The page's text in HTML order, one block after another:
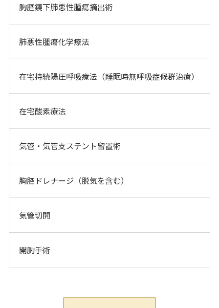
胸腔鏡下肺悪性腫瘍摘出術
肺悪性腫瘍化学療法
在宅持続陽圧呼吸療法（睡眠時無呼吸症候群治療）
在宅酸素療法
気管・気管支ステント留置術
胸腔ドレナージ（脱気を含む）
気管切開
開胸手術